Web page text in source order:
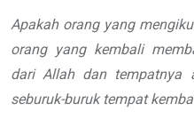
Apakah orang yang
orang yang kembali
dari Allah dan tempatnya
seburuk-buruk tempat